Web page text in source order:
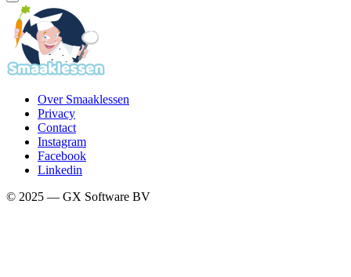
Over Smaaklessen
Privacy
Contact
Instagram
Facebook
Linkedin
© 2025 — GX Software BV